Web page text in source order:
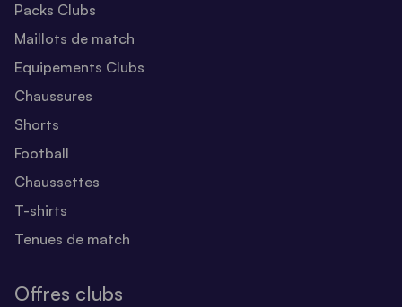
Packs Clubs
Maillots de match
Equipements Clubs
Chaussures
Shorts
Football
Chaussettes
T-shirts
Tenues de match
Offres clubs